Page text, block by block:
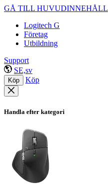
GÅ TILL HUVUDINNEHÅLL
Logitech G
Företag
Utbildning
Support
SE,sv
Köp Köp
Handla efter kategori